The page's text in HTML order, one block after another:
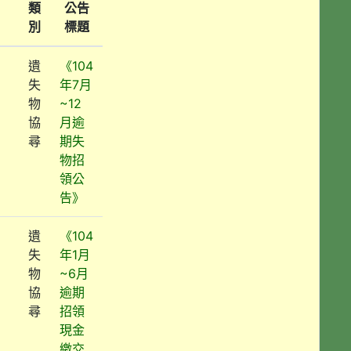
類
別
公告
標題
遺
失
物
協
尋
《104
年7月
~12
月逾
期失
物招
領公
告》
遺
失
物
協
尋
《104
年1月
~6月
逾期
招領
現金